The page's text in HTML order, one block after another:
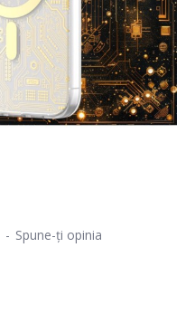
- Spune-ţi opinia